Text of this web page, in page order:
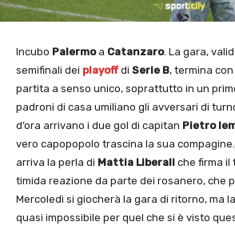
Incubo Palermoa Catanzaro. La gara,
semifinali dei playoffdi Serie B, termina
partita a senso unico, soprattutto in un
padroni di casa umiliano gli avversari di
d’ora arrivano i due gol di capitan Pietro
vero capopopolo trascina la sua
arriva la perla di Mattia Liberali che firma il
timida reazione da parte dei rosanero, che
Mercoledì si giocherà la gara di ritorno, ma
quasi impossibile per quel che si è visto